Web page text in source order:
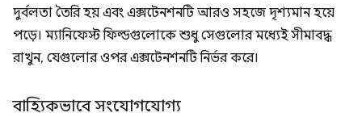
দুর্বলতা তৈরি হয় এবং এক্সটেনশনটি আরও সহজে দৃশ্যমান হয়ে
পড়ে। ম্যানিফেস্ট ফিল্ডগুলোকে শুধু সেগুলোর মধ্যেই সীমাবদ্ধ
রাখুন, যেগুলোর ওপর এক্সটেনশনটি নির্ভর করে।
বাহ্যিকভাবে সংযোগযোগ্য